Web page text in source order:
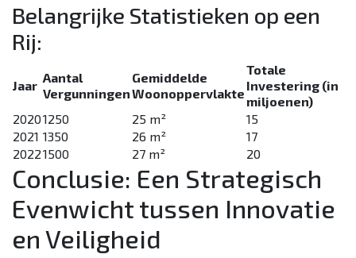
Belangrijke Statistieken op een
Rij:
Jaar
Aantal
Vergunningen
Gemiddelde
Woonoppervlakte
Totale
Investering (in
miljoenen)
20201250 25 m²
15
2021 1350 26 m²
17
20221500 27 m² 20
Conclusie: Een Strategisch
Evenwicht tussen Innovatie
en Veiligheid